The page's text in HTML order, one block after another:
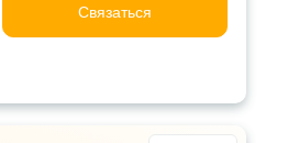
Связаться